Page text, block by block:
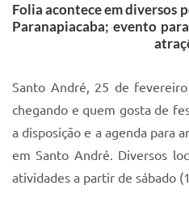
Mobilidade Urbana Sustentável
Passe Escolar
Parque Escola
Quadra Fiscal
Folia acontece em diversos
Paranapiacaba; evento
Santo André, 25 de
chegando e quem gosta de
a disposição e a agenda para
em Santo André. Diversos
atividades a partir de sábado